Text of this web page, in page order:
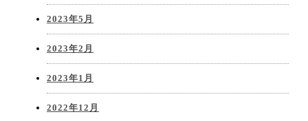
2023年5月
2023年2月
2023年1月
2022年12月